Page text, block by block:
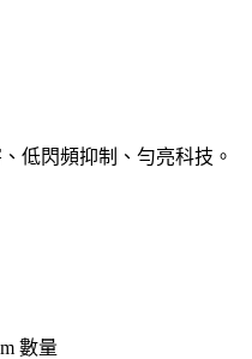
低閃頻抑制、勻亮科技。
數量